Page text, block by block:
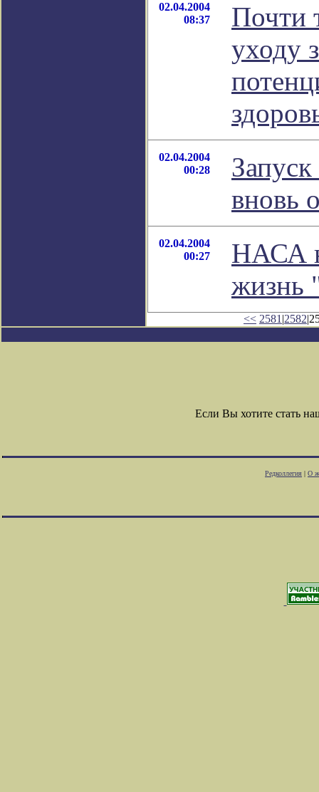
02.04.2004
08:37
Почти
уходу
02.04.2004
00:28
вновь
02.04.2004
00:27
НАСА
жизнь
<< 2581 |2582
Если Вы хотите стать
Редколлегия | О